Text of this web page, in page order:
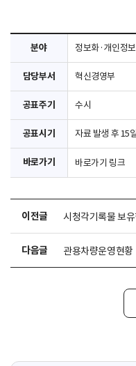
분야 정보화·개인정보
담당부서 혁신경영부
공표주기 수시
공표시기 자료 발생 후 15
바로가기 바로가기 링크
이전글 시청각기록물 보
다음글 관용차량운영현황